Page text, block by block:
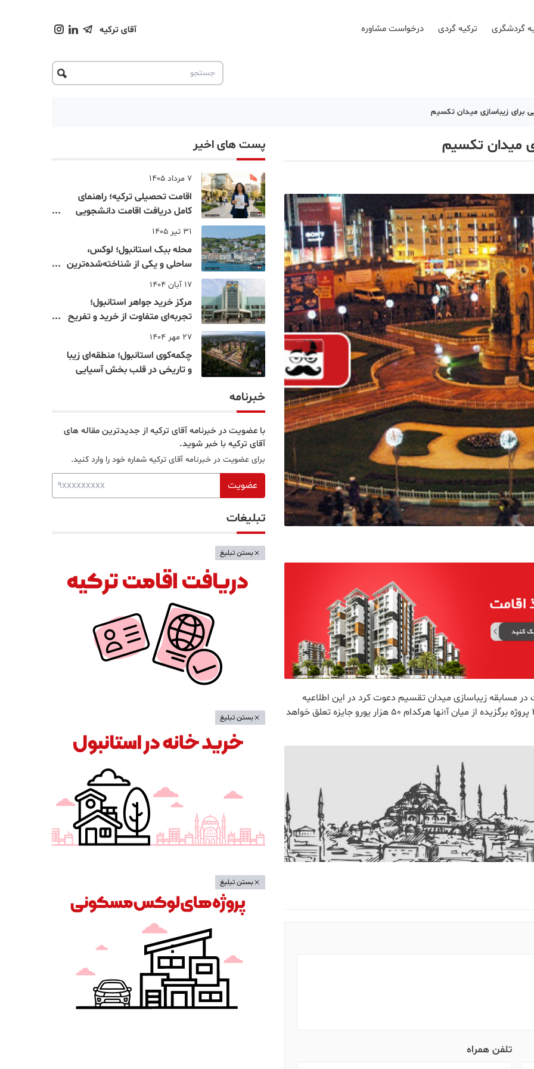
گردشگری ترکیه گردی درخواست مشاوره آقای ترکیه
در مسابقه زیباسازی میدان تقسیم دعوت کرد در این اطلاعیه
اعلام شده به 20 پروژه انتخاب شده 5000 یورو جایزه و به 3 پروژه برگزیده از میان آ؛نها هرکدام 50 هزار یورو جایزه تعلق خواهد
تلفن همراه
پست های اخیر
7 مرداد 1405
اقامت تحصیلی ترکیه؛ راهنمای
کامل دریافت اقامت دانشجویی
ترکیه در سال ۲۰۲۶
31 تیر 1405
محله ببک استانبول؛ لوکس،
ساحلی و یکی از شناخته‌شده‌ترین
نقاط بسفر
17 آبان 1404
مرکز خرید جواهر استانبول؛
تجربه‌ای متفاوت از خرید و تفریح
در قلب استانبول
27 مهر 1404
چکمه‌کوی استانبول؛ منطقه‌ای زیبا
و تاریخی در قلب بخش آسیایی
خبرنامه
با عضویت در خبرنامه آقای ترکیه از جدیدترین مقاله های
آقای ترکیه با خبر شوید.
برای عضویت در خبرنامه آقای ترکیه شماره خود را وارد کنید.
عضویت
تبلیغات
بستن تبلیغ
بستن تبلیغ
بستن تبلیغ